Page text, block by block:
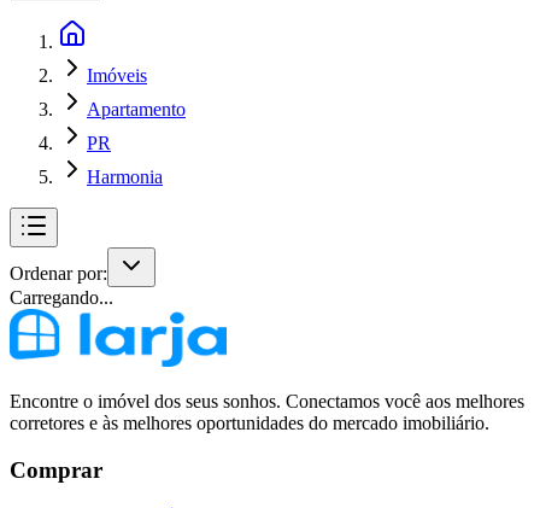
Imóveis
Apartamento
PR
Harmonia
Ordenar por:
Carregando...
Encontre o imóvel dos seus sonhos. Conectamos você aos melhores
corretores e às melhores oportunidades do mercado imobiliário.
Comprar